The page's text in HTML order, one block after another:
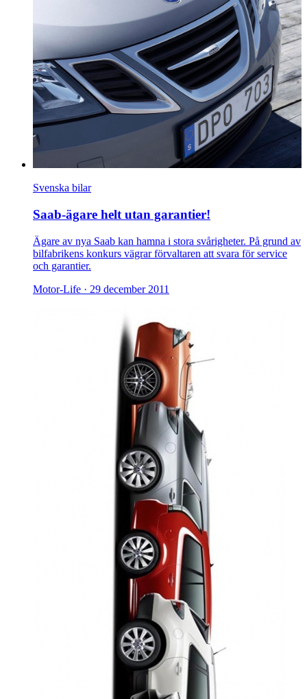
Svenska bilar
Saab-ägare helt utan garantier!
Ägare av nya Saab kan hamna i stora svårigheter. På grund av
bilfabrikens konkurs vägrar förvaltaren att svara för service
och garantier.
Motor-Life · 29 december 2011